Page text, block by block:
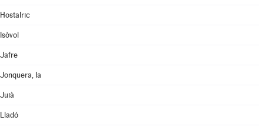
Hostalric
Isòvol
Jafre
Jonquera, la
Juià
Lladó